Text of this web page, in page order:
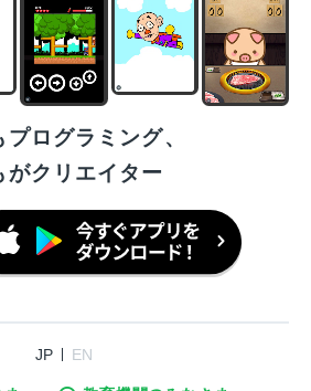
プログラミング、
がクリエイター
JP EN